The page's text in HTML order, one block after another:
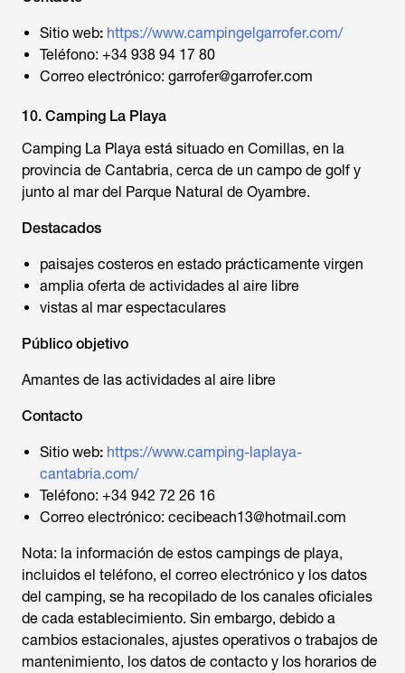
Sitio web: https://www.campingelgarrofer.com/
Teléfono: +34 938 94 17 80
Correo electrónico: garrofer@garrofer.com
10. Camping La Playa
Camping La Playa está situado en Comillas, en la
provincia de Cantabria, cerca de un campo de golf y
junto al mar del Parque Natural de Oyambre.
Destacados
paisajes costeros en estado prácticamente virgen
amplia oferta de actividades al aire libre
vistas al mar espectaculares
Público objetivo
Amantes de las actividades al aire libre
Contacto
Sitio web: https://www.camping-laplaya-
cantabria.com/
Teléfono: +34 942 72 26 16
Correo electrónico: cecibeach13@hotmail.com
Nota: la información de estos campings de playa,
incluidos el teléfono, el correo electrónico y los datos
del camping, se ha recopilado de los canales oficiales
de cada establecimiento. Sin embargo, debido a
cambios estacionales, ajustes operativos o trabajos de
mantenimiento, los datos de contacto y los horarios de